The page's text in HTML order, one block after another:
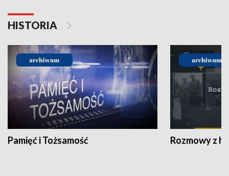
HISTORIA
Pamięć i Tożsamość Rozmowy z